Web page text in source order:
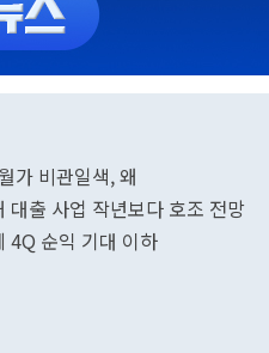
가 비관일색, 왜
출 사업 작년보다 호조 전망
4Q 순익 기대 이하